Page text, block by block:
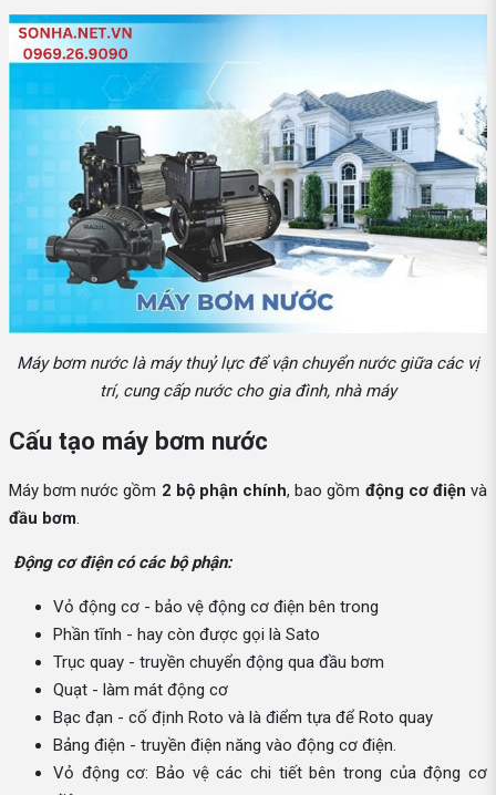
Máy bơm nước là máy thuỷ lực để vận chuyển nước giữa các vị
trí, cung cấp nước cho gia đình, nhà máy
Cấu tạo máy bơm nước
Máy bơm nước gồm 2 bộ phận chính, bao gồm động cơ điện và
đầu bơm
Động cơ điện có các bộ phận:
Vỏ động cơ - bảo vệ động cơ điện bên trong
Phần tĩnh - hay còn được gọi là Sato
Trục quay - truyền chuyển động qua đầu bơm
Quạt - làm mát động cơ
Bạc đạn - cố định Roto và là điểm tựa để Roto quay
Bảng điện - truyền điện năng vào động cơ điện.
Vỏ động cơ: Bảo vệ các chi tiết bên trong của động cơ